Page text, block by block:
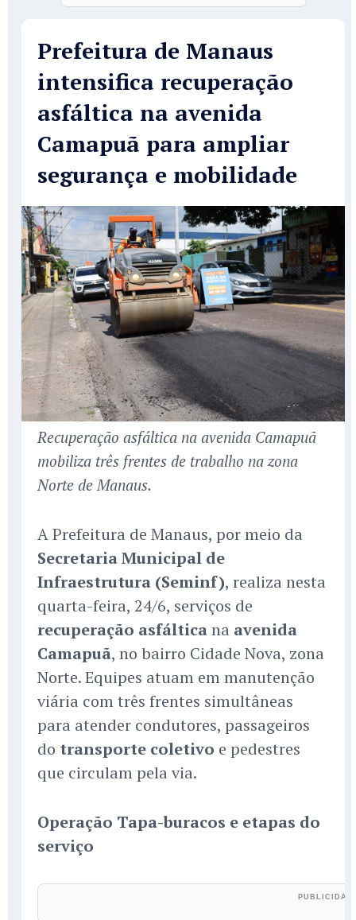
Prefeitura de Manaus
intensifica recuperação
asfáltica na avenida
Camapuã para ampliar
segurança e mobilidade
Recuperação asfáltica na avenida Camapuã
mobiliza três frentes de trabalho na zona
Norte de Manaus.
A Prefeitura de Manaus, por meio da
Secretaria Municipal de
Infraestrutura (Seminf), realiza nesta
quarta-feira, 24/6, serviços de
recuperação asfálticana avenida
Camapuã, no bairro Cidade Nova, zona
Norte. Equipes atuam em manutenção
viária com três frentes simultâneas
para atender condutores, passageiros
do transporte coletivo e pedestres
que circulam pela via.
Operação Tapa-buracos e etapas do
serviço